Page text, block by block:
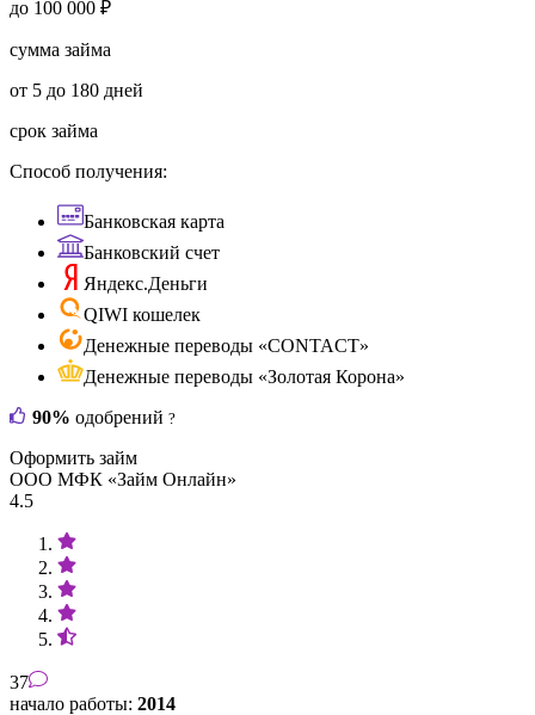
до 100 000 ₽
сумма займа
от 5 до 180 дней
срок займа
Способ получения:
Банковская карта
Банковский счет
Яндекс.Деньги
QIWI кошелек
Денежные переводы «CONTACT»
Денежные переводы «Золотая Корона»
90% одобрений ?
Оформить займ
ООО МФК «Займ Онлайн»
4.5
37
начало работы: 2014